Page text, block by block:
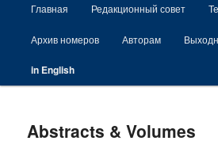
Перейти к основному содержимому
Главная Редакционный совет
Архив номеров Авторам
in English
Abstracts & Volumes